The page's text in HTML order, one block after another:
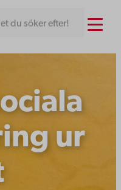
du söker efter! Menu
ur